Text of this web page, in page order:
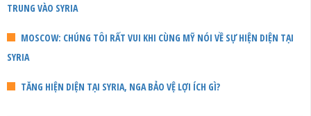
TRUNG VÀO SYRIA
MOSCOW: CHÚNG TÔI RẤT VUI KHI CÙNG MỸ NÓI VỀ SỰ HIỆN DIỆN TẠI
SYRIA
TĂNG HIỆN DIỆN TẠI SYRIA, NGA BẢO VỆ LỢI ÍCH GÌ?